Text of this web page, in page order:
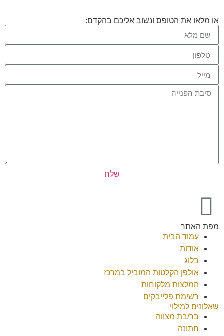
או מלאו את הטופס ונשוב אליכם בהקדם:
שלח
מפת האתר
עמוד הבית
אודות
בלוג
אולפן הקלטות המוביל במרכז
המלצות מלקוחות
רשימת פלייבקים
שאלונים למילוי
בר/בת מצווה
חתונה